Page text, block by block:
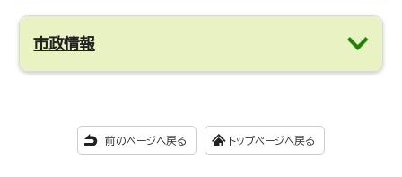
市政情報
前のページへ戻る トップページへ戻る